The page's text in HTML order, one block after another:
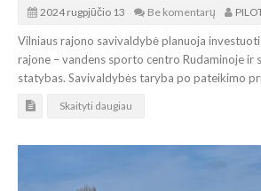
2024 rugpjūčio 13 Be komentarų
Vilniaus rajono savivaldybė planuoja
rajone – vandens sporto centro Rudaminoje ir
statybas. Savivaldybės taryba po pateikimo
Skaityti daugiau